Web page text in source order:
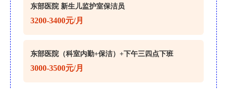
东部医院 新生儿监护室保洁员
3200-3400元/月
东部医院（科室内勤+保洁）+下午三四点下班
3000-3500元/月